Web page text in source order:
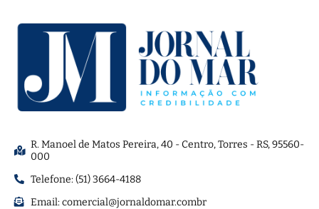
R. Manoel de Matos Pereira, 40 - Centro, Torres - RS, 95560-
000
Telefone: (51) 3664-4188
Email:comercial@jornaldomar.combr